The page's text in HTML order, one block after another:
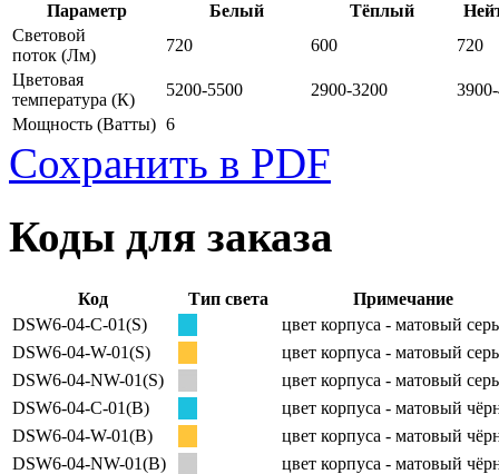
Параметр Белый Тёплый
Световой
поток (Лм)
720 600
720
Цветовая
температура (К)
5200-5500 2900-3200
Мощность (Ватты) 6
Сохранить в PDF
Коды для заказа
Код Тип света
Примечание
DSW6-04-C-01(S)
цвет корпуса - матовый
DSW6-04-W-01(S)
цвет корпуса - матовый
DSW6-04-NW-01(S)
цвет корпуса - матовый
DSW6-04-C-01(B)
цвет корпуса - матовый
DSW6-04-W-01(B)
цвет корпуса - матовый
DSW6-04-NW-01(B)
цвет корпуса - матовый